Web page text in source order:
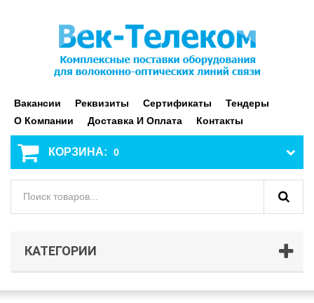
Вакансии Реквизиты Сертификаты
Тендеры
О Компании
Доставка И Оплата Контакты
КОРЗИНА: 0
КАТЕГОРИИ